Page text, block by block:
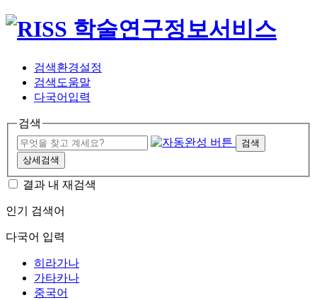
검색환경설정
검색도움말
다국어입력
검색
검색
상세검색
결과 내 재검색
인기 검색어
다국어 입력
히라가나
가타카나
중국어